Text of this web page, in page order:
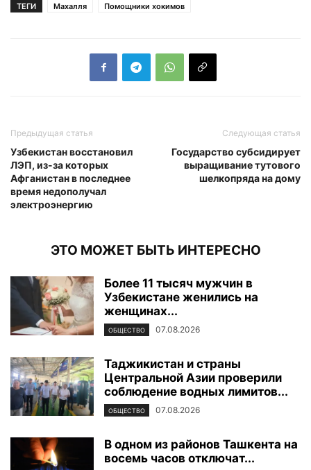
ТЕГИ Махалля Помощники хокимов
Предыдущая статья
Узбекистан восстановил
ЛЭП, из-за которых
Афганистан в последнее
время недополучал
электроэнергию
Следующая статья
Государство субсидирует
выращивание тутового
шелкопряда на дому
ЭТО МОЖЕТ БЫТЬ ИНТЕРЕСНО
Более 11 тысяч мужчин в
Узбекистане женились на
женщинах...
ОБЩЕСТВО 07.08.2026
Таджикистан и страны
Центральной Азии проверили
соблюдение водных лимитов...
ОБЩЕСТВО 07.08.2026
В одном из районов Ташкента на
восемь часов отключат...